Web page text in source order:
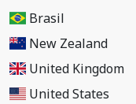
Brasil
New Zealand
United Kingdom
United States